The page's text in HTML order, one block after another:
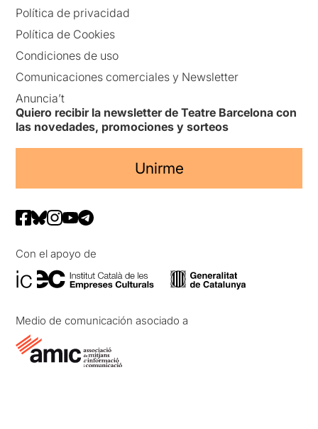
Política de privacidad
Política de Cookies
Condiciones de uso
Comunicaciones comerciales y Newsletter
Anuncia’t
Quiero recibir la newsletter de Teatre Barcelona con
las novedades, promociones y sorteos
Unirme
Con el apoyo de
Medio de comunicación asociado a